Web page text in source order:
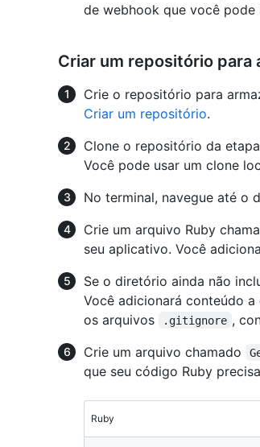
de webhook que você pode
Criar um repositório para
Crie o repositório para
Criar um repositório.
Clone o repositório da
Você pode usar um clone
No terminal, navegue até o
Crie um arquivo Ruby
seu aplicativo. Você
Se o diretório ainda não
Você adicionará conteúdo
os arquivos
.gitignore ,
Crie um arquivo chamado
que seu código Ruby
Ruby